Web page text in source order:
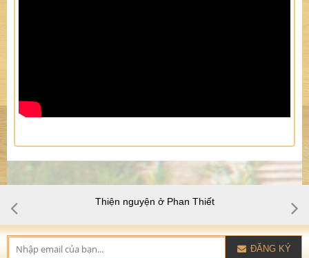
Thiện nguyện ở Phan Thiết
ĐĂNG KÝ